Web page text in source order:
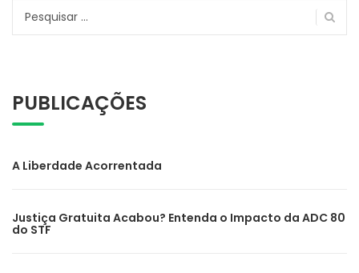
Pesquisar
PUBLICAÇÕES
A Liberdade Acorrentada
Justiça Gratuita Acabou? Entenda o Impacto da ADC 80
do STF